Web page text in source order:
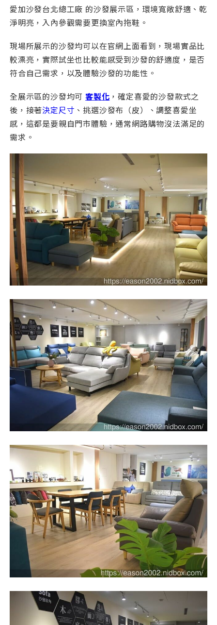
愛加沙發台北總工廠 的沙發展示區，環境寬敞舒適、乾
淨明亮，入內參觀需要更換室內拖鞋。
現場所展示的沙發均可以在官網上面看到，現場實品比
較漂亮，實際試坐也比較能感受到沙發的舒適度，是否
符合自己需求，以及體驗沙發的功能性。
全展示區的沙發均可客製化 ，確定喜愛的沙發款式之
後，接著決定尺寸 、挑選沙發布（皮）、調整喜愛坐
感，這都是要親自門市體驗，通常網路購物沒法滿足的
需求。